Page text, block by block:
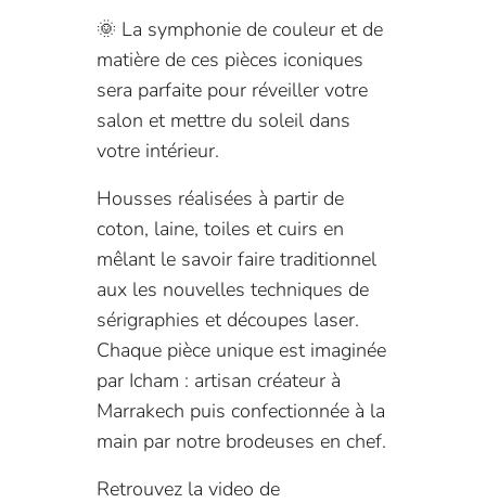
🌞 La symphonie de couleur et de
matière de ces pièces iconiques
sera parfaite pour réveiller votre
salon et mettre du soleil dans
votre intérieur.
Housses réalisées à partir de
coton, laine, toiles et cuirs en
mêlant le savoir faire traditionnel
aux les nouvelles techniques de
sérigraphies et découpes laser.
Chaque pièce unique est imaginée
par Icham : artisan créateur à
Marrakech puis confectionnée à la
main par notre brodeuses en chef.
Retrouvez la video de